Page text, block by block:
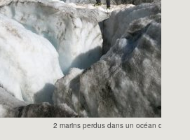
2 marins perdus dans un océan de